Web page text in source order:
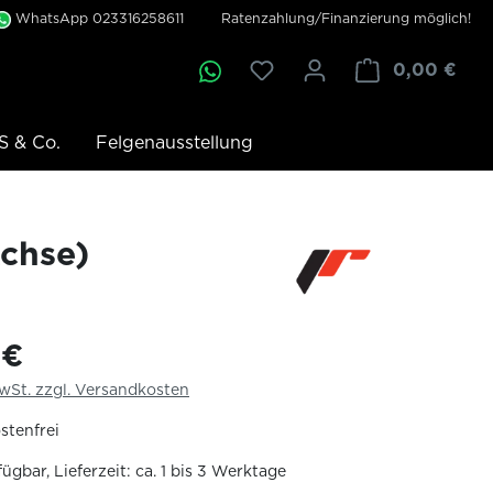
WhatsApp 023316258611 Ratenzahlung/Finanzierung möglich!
0,00 €
& Co. Felgenausstellung
zzgl. Versandkosten
Lieferzeit: ca. 1 bis 3 Werktage